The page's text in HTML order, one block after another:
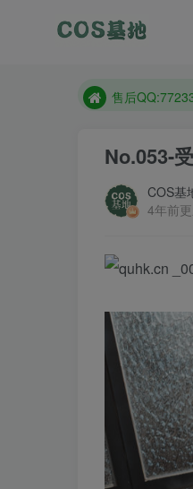
想看那个
售后
No.053-
COS基
4年前